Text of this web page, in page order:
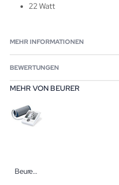
22 Watt
MEHR INFORMATIONEN
BEWERTUNGEN
MEHR VON BEURER
Beurer Blutdruckmessgerät BM28